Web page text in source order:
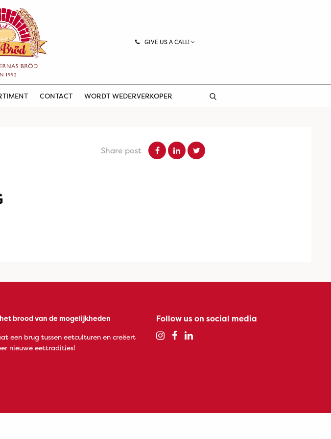
GIVE US A CALL!
CONTACT WORDT WEDERVERKOPER
Share post
brood van de mogelijkheden
een brug tussen eetculturen en creëert
nieuwe eettradities!
Follow us on social media